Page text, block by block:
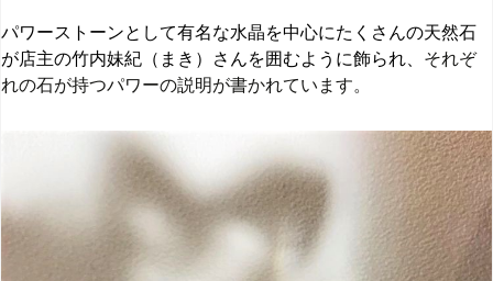
パワーストーンとして有名な水晶を中心にたくさんの天然石
が店主の竹内妹紀（まき）さんを囲むように飾られ、 それぞ
れの石が持つパワーの説明が書かれています。